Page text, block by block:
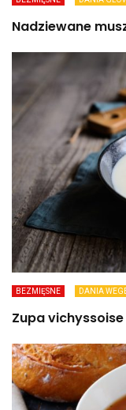
Nadziewane
BEZMIĘSNE DANIA
Zupa vichyssoise